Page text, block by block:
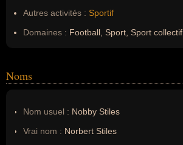
Autres activités : Sportif
Domaines : Football, Sport, Sport collectif
Noms
Nom usuel : Nobby Stiles
Vrai nom : Norbert Stiles